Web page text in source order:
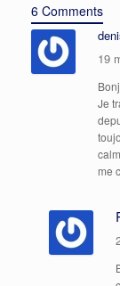
6 Comments
19
Je
me